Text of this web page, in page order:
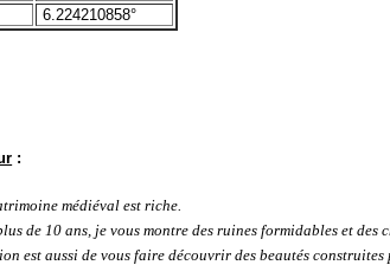
6.224210858°
:
médiéval est riche.
de 10 ans, je vous montre des ruines formidables et des
est aussi de vous faire découvrir des beautés